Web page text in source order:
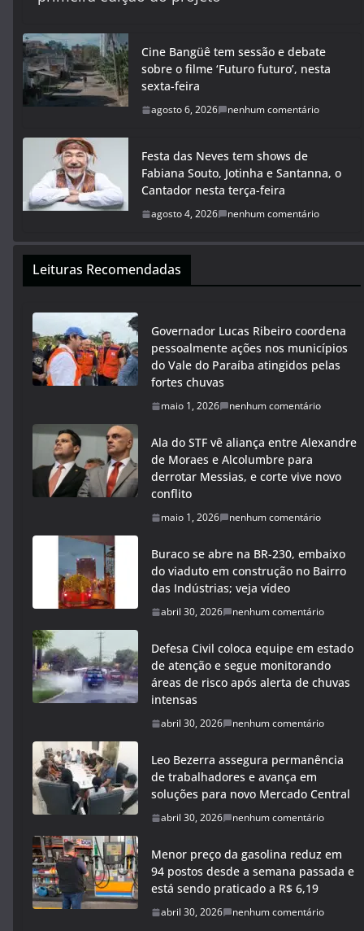
Cine Bangüê tem sessão e debate
sobre o filme ‘Futuro futuro’, nesta
sexta-feira
agosto 6, 2026 nenhum comentário
Festa das Neves tem shows de
Fabiana Souto, Jotinha e Santanna, o
Cantador nesta terça-feira
agosto 4, 2026 nenhum comentário
Leituras Recomendadas
Governador Lucas Ribeiro coordena
pessoalmente ações nos municípios
do Vale do Paraíba atingidos pelas
fortes chuvas
maio 1, 2026 nenhum comentário
Ala do STF vê aliança entre Alexandre
de Moraes e Alcolumbre para
derrotar Messias, e corte vive novo
conflito
maio 1, 2026 nenhum comentário
Buraco se abre na BR-230, embaixo
do viaduto em construção no Bairro
das Indústrias; veja vídeo
abril 30, 2026 nenhum comentário
Defesa Civil coloca equipe em estado
de atenção e segue monitorando
áreas de risco após alerta de chuvas
intensas
abril 30, 2026 nenhum comentário
Leo Bezerra assegura permanência
de trabalhadores e avança em
soluções para novo Mercado Central
abril 30, 2026 nenhum comentário
Menor preço da gasolina reduz em
94 postos desde a semana passada e
está sendo praticado a R$ 6,19
abril 30, 2026 nenhum comentário